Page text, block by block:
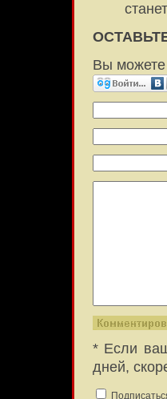
Вы можете
* Если
дней,